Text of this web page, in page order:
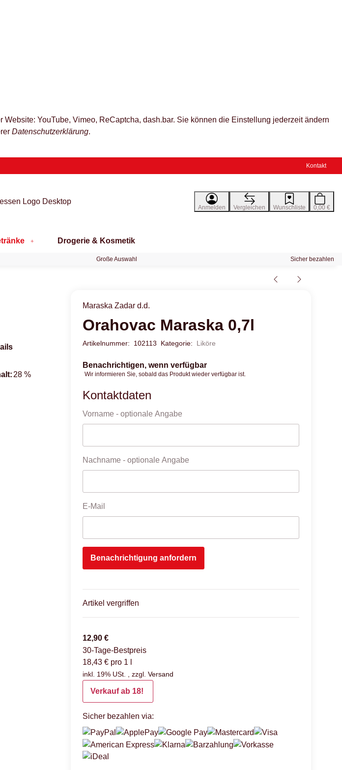
YouTube, Vimeo, ReCaptcha, dash.bar. Sie können die Einstellung jederzeit ändern
Datenschutzerklärung.
Kontakt
Anmelden Vergleichen Wunschliste 0,00 €
Drogerie & Kosmetik
Große Auswahl Sicher bezahlen
Maraska Zadar d.d.
Orahovac Maraska 0,7l
Artikelnummer: 102113 Kategorie: Liköre
Benachrichtigen, wenn verfügbar
Wir informieren Sie, sobald das Produkt wieder verfügbar ist.
Kontaktdaten
Vorname - optionale Angabe
Nachname - optionale Angabe
E-Mail
Benachrichtigung anfordern
Artikel vergriffen
12,90 €
30-Tage-Bestpreis
18,43 € pro 1 l
inkl. 19% USt. , zzgl.Versand
Verkauf ab 18!
Sicher bezahlen via:
28 %